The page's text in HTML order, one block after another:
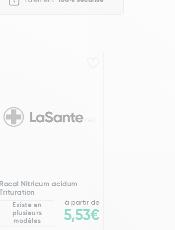
Rocal Nitricum acidum
Trituration
Existe en
plusieurs
modèles
à partir de
5,53€